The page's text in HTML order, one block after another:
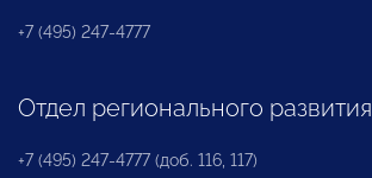
+7 (495) 247-4777
Отдел регионального развития
+7 (495) 247-4777 (доб. 116, 117)